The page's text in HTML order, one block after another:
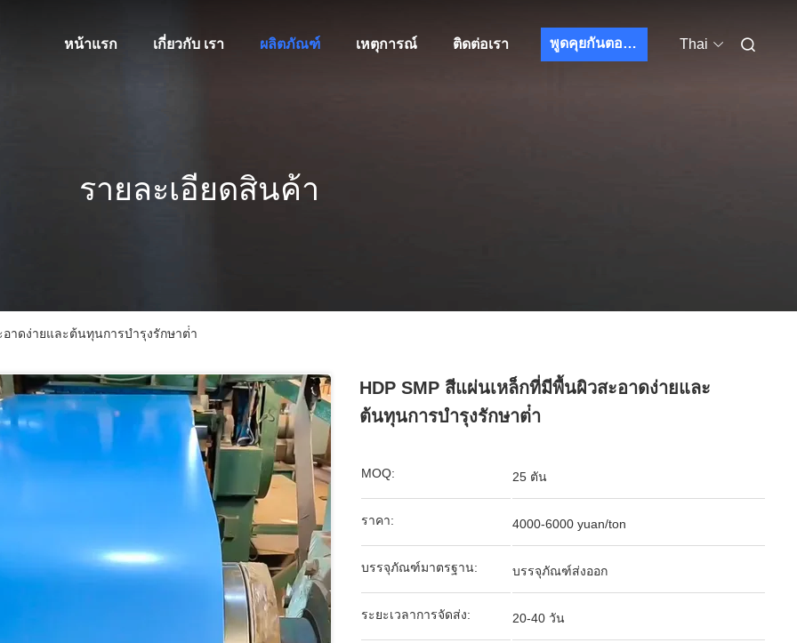
หน้าแรก เกี่ยวกับ เรา ผลิตภัณฑ์ เหตุการณ์ ติดต่อเรา พูดคุยกันตอนนี้ Thai
รายละเอียดสินค้า
าดง่ายและต้นทุนการบํารุงรักษาต่ํา
HDP SMP สีแผ่นเหล็กที่มีพื้นผิวสะอาดง่ายและ
ต้นทุนการบํารุงรักษาต่ํา
MOQ: 25 ตัน
ราคา: 4000-6000 yuan/ton
บรรจุภัณฑ์มาตรฐาน: บรรจุภัณฑ์ส่งออก
ระยะเวลาการจัดส่ง: 20-40 วัน